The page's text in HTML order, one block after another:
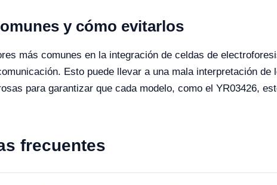
y cómo evitarlos
más comunes en la integración de celdas de
Esto puede llevar a una mala interpretación
para garantizar que cada modelo, como el YR03426,
frecuentes